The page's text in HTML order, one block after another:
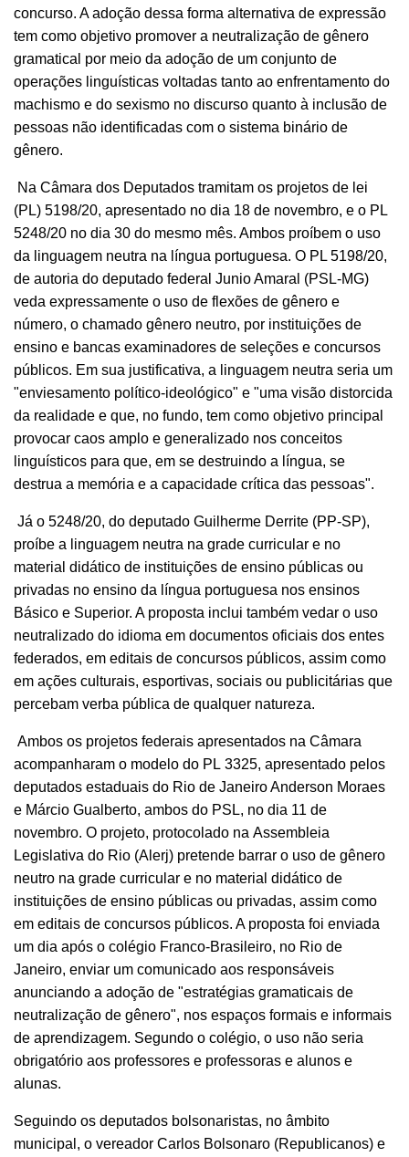
concurso. A adoção dessa forma alternativa de expressão
tem como objetivo promover a neutralização de gênero
gramatical por meio da adoção de um conjunto de
operações linguísticas voltadas tanto ao enfrentamento do
machismo e do sexismo no discurso quanto à inclusão de
pessoas não identificadas com o sistema binário de
gênero.
Na Câmara dos Deputados tramitam os projetos de lei
(PL) 5198/20, apresentado no dia 18 de novembro, e o PL
5248/20 no dia 30 do mesmo mês. Ambos proíbem o uso
da linguagem neutra na língua portuguesa. O PL 5198/20,
de autoria do deputado federal Junio Amaral (PSL-MG)
veda expressamente o uso de flexões de gênero e
número, o chamado gênero neutro, por instituições de
ensino e bancas examinadores de seleções e concursos
públicos. Em sua justificativa, a linguagem neutra seria um
"enviesamento político-ideológico" e "uma visão distorcida
da realidade e que, no fundo, tem como objetivo principal
provocar caos amplo e generalizado nos conceitos
linguísticos para que, em se destruindo a língua, se
destrua a memória e a capacidade crítica das pessoas".
Já o 5248/20, do deputado Guilherme Derrite (PP-SP),
proíbe a linguagem neutra na grade curricular e no
material didático de instituições de ensino públicas ou
privadas no ensino da língua portuguesa nos ensinos
Básico e Superior. A proposta inclui também vedar o uso
neutralizado do idioma em documentos oficiais dos entes
federados, em editais de concursos públicos, assim como
em ações culturais, esportivas, sociais ou publicitárias que
percebam verba pública de qualquer natureza.
Ambos os projetos federais apresentados na Câmara
acompanharam o modelo do PL 3325, apresentado pelos
deputados estaduais do Rio de Janeiro Anderson Moraes
e Márcio Gualberto, ambos do PSL, no dia 11 de
novembro. O projeto, protocolado na Assembleia
Legislativa do Rio (Alerj) pretende barrar o uso de gênero
neutro na grade curricular e no material didático de
instituições de ensino públicas ou privadas, assim como
em editais de concursos públicos. A proposta foi enviada
um dia após o colégio Franco-Brasileiro, no Rio de
Janeiro, enviar um comunicado aos responsáveis
anunciando a adoção de "estratégias gramaticais de
neutralização de gênero", nos espaços formais e informais
de aprendizagem. Segundo o colégio, o uso não seria
obrigatório aos professores e professoras e alunos e
alunas.
Seguindo os deputados bolsonaristas, no âmbito
municipal, o vereador Carlos Bolsonaro (Republicanos) e